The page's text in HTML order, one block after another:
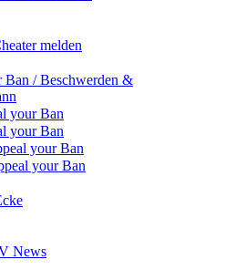
melden
/ Beschwerden &
your Ban
your Ban
your Ban
your Ban
News